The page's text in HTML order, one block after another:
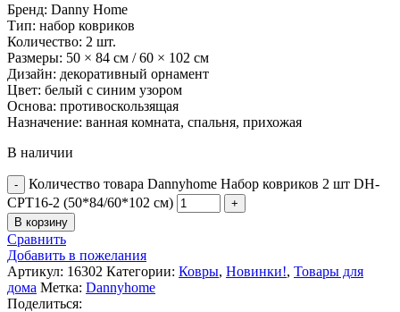
Бренд: Danny Home
Тип: набор ковриков
Количество: 2 шт.
Размеры: 50 × 84 см / 60 × 102 см
Дизайн: декоративный орнамент
Цвет: белый с синим узором
Основа: противоскользящая
Назначение: ванная комната, спальня, прихожая
В наличии
Количество товара Dannyhome Набор ковриков 2 шт DH-
CPT16-2 (50*84/60*102 см)
В корзину
Сравнить
Добавить в пожелания
Артикул: 16302 Категории: Ковры, Новинки!, Товары для
дома Метка: Dannyhome
Поделиться: